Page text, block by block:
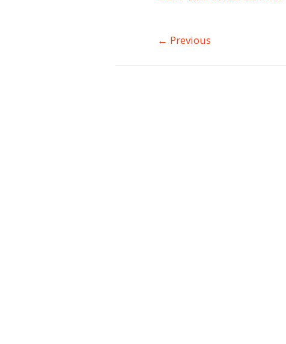
← Previous